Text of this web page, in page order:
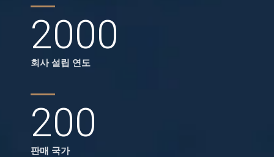
2000
회사 설립 연도
200
판매 국가